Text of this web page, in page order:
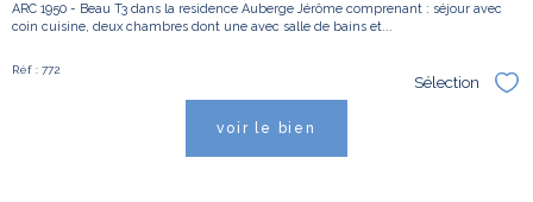
ARC 1950 - Beau T3 dans la residence Auberge Jérôme comprenant : séjour avec
coin cuisine, deux chambres dont une avec salle de bains et...
Réf : 772
Sélection
voir le bien